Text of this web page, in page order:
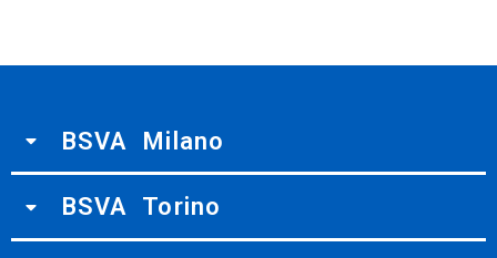
BSVA Milano
BSVA Torino